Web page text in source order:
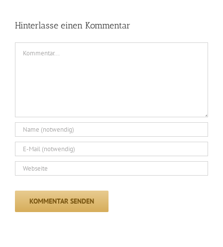
Hinterlasse einen Kommentar